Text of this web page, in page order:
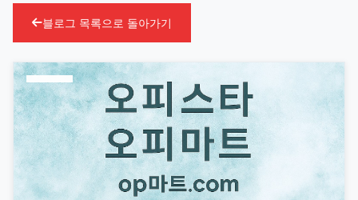
블로그 목록으로 돌아가기